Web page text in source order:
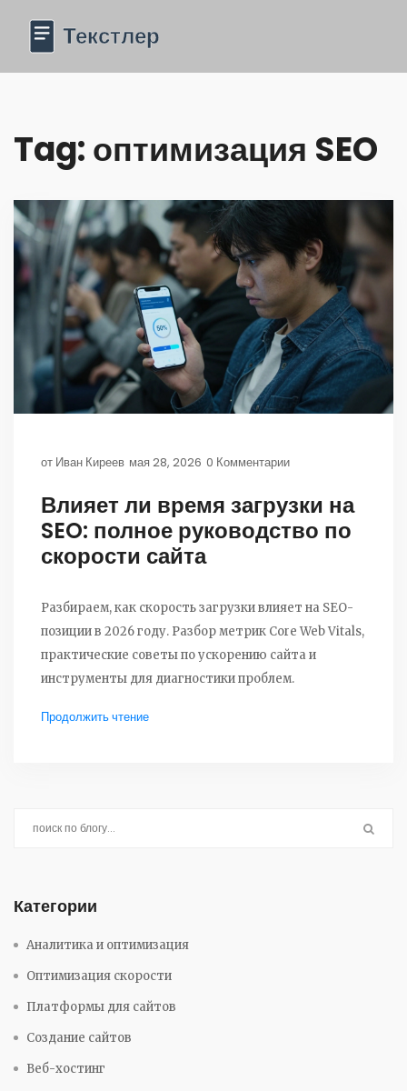
Tag: оптимизация SEO
от Иван Киреев мая 28, 2026 0 Комментарии
Влияет ли время загрузки на
SEO: полное руководство по
скорости сайта
Разбираем, как скорость загрузки влияет на SEO-
позиции в 2026 году. Разбор метрик Core Web Vitals,
практические советы по ускорению сайта и
инструменты для диагностики проблем.
Продолжить чтение
Категории
Аналитика и оптимизация
Оптимизация скорости
Платформы для сайтов
Создание сайтов
Веб-хостинг